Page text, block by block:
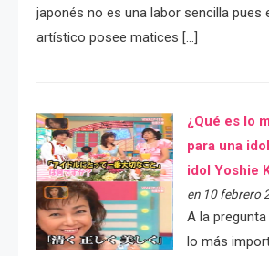
japonés no es una labor sencilla pues
artístico posee matices […]
¿Qué es lo
para una
idol Yoshie
en 10 febrero
A la pregunta
lo más